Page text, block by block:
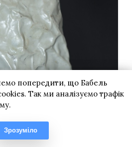
попередити, що Бабель
Так ми аналізуємо трафік
Зрозуміло